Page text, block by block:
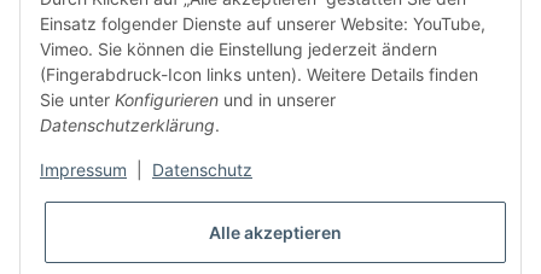
Einsatz folgender Dienste auf unserer Website: YouTube,
Vimeo. Sie können die Einstellung jederzeit ändern
(Fingerabdruck-Icon links unten). Weitere Details finden
Sie unter Konfigurieren und in unserer
Datenschutzerklärung.
Impressum Datenschutz
Alle akzeptieren